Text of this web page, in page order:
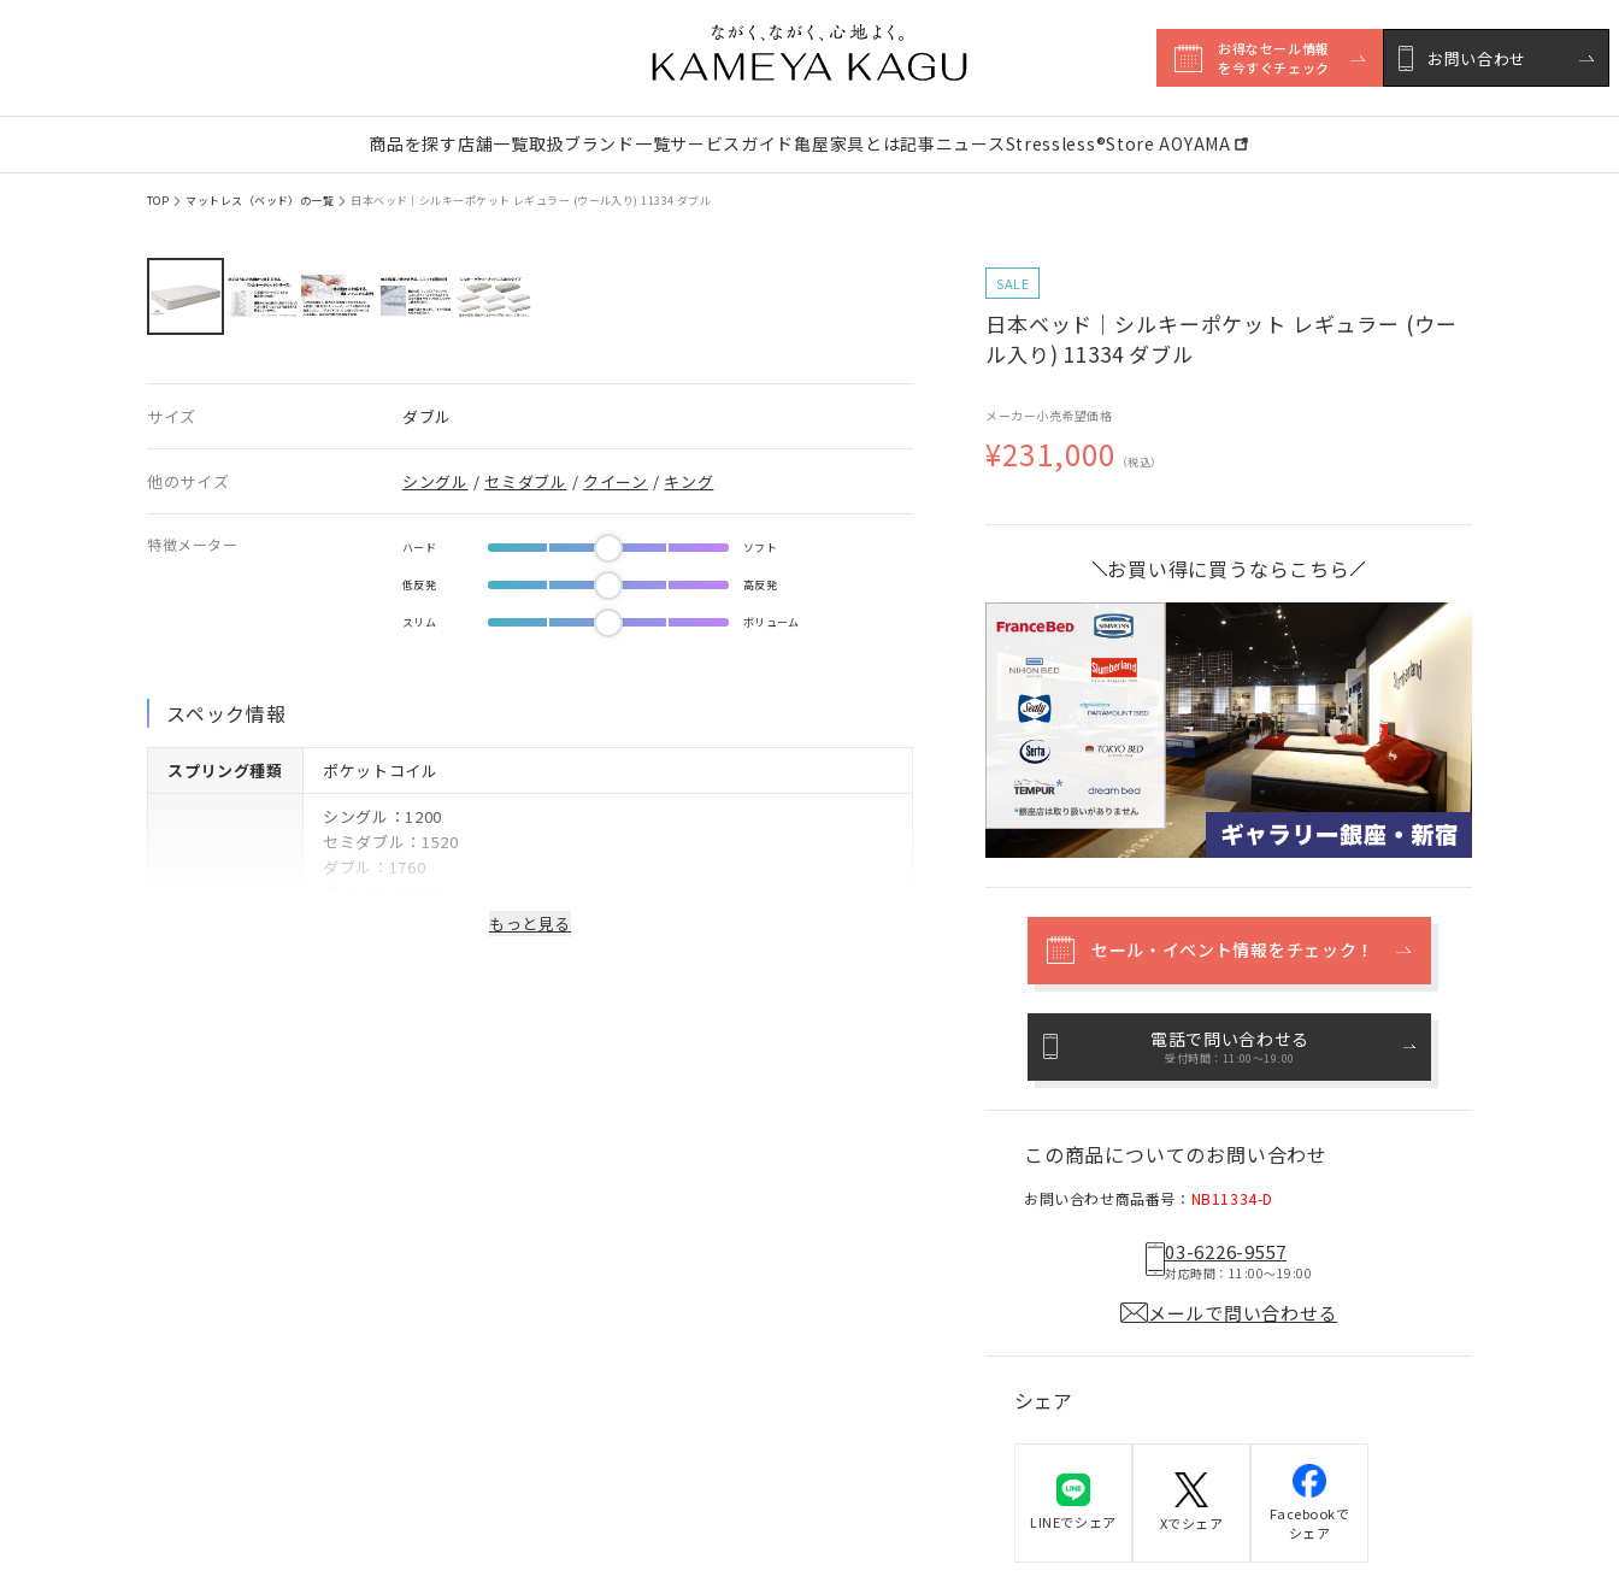
お得なセール情報
を今すぐチェック
お問い合わせ
商品を探す店舗一覧取扱ブランド一覧サービスガイド亀屋家具とは記事ニュースStressless®︎Store AOYAMA
TOP マットレス（ベッド）の一覧 日本ベッド｜シルキーポケット レギュラー (ウール入り) 11334 ダブル
サイズ ダブル
他のサイズ シングル / セミダブル / クイーン / キング
特徴メーター ハード ソフト
低反発 高反発
スリム ボリューム
スペック情報
スプリング種類 ポケットコイル
シングル：1200
セミダブル：1520
ダブル：1760
もっと見る
SALE
日本ベッド｜シルキーポケット レギュラー (ウー
ル入り) 11334 ダブル
メーカー小売希望価格
¥231,000 （税込）
お買い得に買うならこちら
セール・イベント情報をチェック！
電話で問い合わせる
受付時間：11:00〜19:00
この商品についてのお問い合わせ
お問い合わせ商品番号： NB11334-D
03-6226-9557
対応時間：11:00〜19:00
メールで問い合わせる
シェア
LINEでシェア Xでシェア
Facebookで
シェア